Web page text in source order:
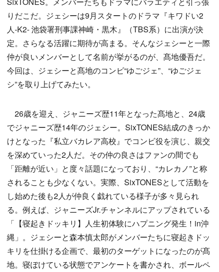
りだこだ。ジェシーは9月スタートのドラマ『キワドい2
人-K2- 池袋署刑事課神崎・黒木』（TBS系）に出演が決
定。さらなる活躍に期待が高まる。そんなジェシーと一際
仲が良いメンバーとして名前が挙がるのが、髙地優吾だ。
今回は、ジェシーと髙地のコンビ“ゆごジェ”、“ゆごジェ
シ”を取り上げてみたい。
26歳を迎え、ジャニーズ歴11年となった髙地と、24歳
でジャニーズ歴14年のジェシー。SixTONES結成のきっか
けとなった『私立バカレア高校』でコンビ役を演じ、親交
を深めていった2人だ。その仲の良さはファンの間でも
「距離が近い」と度々話題になっており、“カレカノ”と称
されることも少なくない。実際、SixTONESとして活動を
し始めた後も2人が仲良く戯れている様子が多々見られ
る。例えば、ジャニーズJr.チャンネルにアップされている
「【寝起きドッキリ】人生初体験にハプニング発生！in沖
縄」。ジェシーと森本慎太郎がメンバーたちに寝起きドッ
キリを仕掛ける企画で、最初のターゲットになったのが髙
地。寝ぼけている状態でアンケートを書かされ、ボールペ